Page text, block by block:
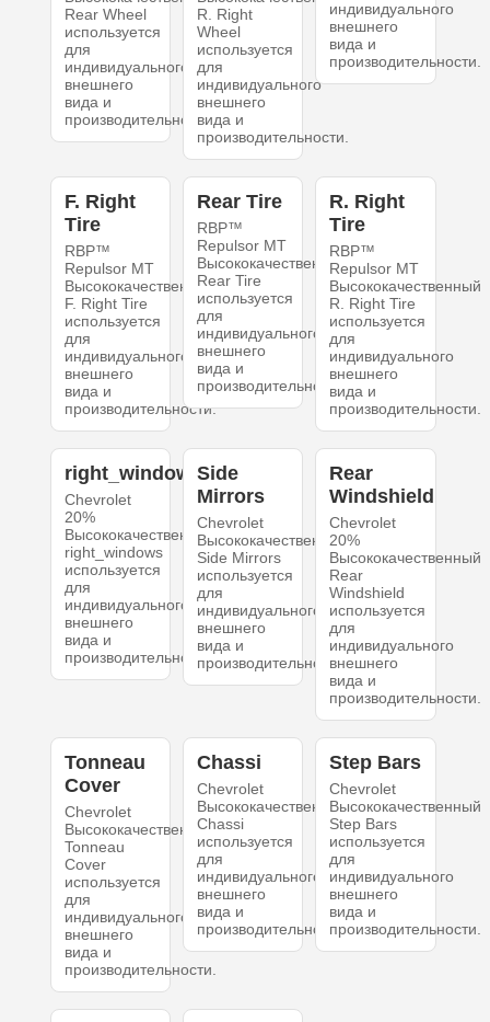
Rear Wheel
используется
для
индивидуального
внешнего
вида и
производительности.
R. Right
Wheel
используется
для
индивидуального
внешнего
вида и
производительности.
индивидуального
внешнего
вида и
производительности.
F. Right
Tire
RBP™
Repulsor MT
Высококачественный
F. Right Tire
используется
для
индивидуального
внешнего
вида и
производительности.
Rear Tire
RBP™
Repulsor MT
Высококачественный
Rear Tire
используется
для
индивидуального
внешнего
вида и
производительности.
R. Right
Tire
RBP™
Repulsor MT
Высококачественный
R. Right Tire
используется
для
индивидуального
внешнего
вида и
производительности.
right_windows
Chevrolet
20%
Высококачественный
right_windows
используется
для
индивидуального
внешнего
вида и
производительности.
Side
Mirrors
Chevrolet
Высококачественный
Side Mirrors
используется
для
индивидуального
внешнего
вида и
производительности.
Rear
Windshield
Chevrolet
20%
Высококачественный
Rear
Windshield
используется
для
индивидуального
внешнего
вида и
производительности.
Tonneau
Cover
Chevrolet
Высококачественный
Tonneau
Cover
используется
для
индивидуального
внешнего
вида и
производительности.
Chassi
Chevrolet
Высококачественный
Chassi
используется
для
индивидуального
внешнего
вида и
производительности.
Step Bars
Chevrolet
Высококачественный
Step Bars
используется
для
индивидуального
внешнего
вида и
производительности.